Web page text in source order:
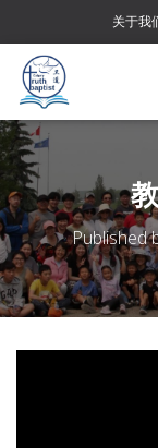
关于我
Published